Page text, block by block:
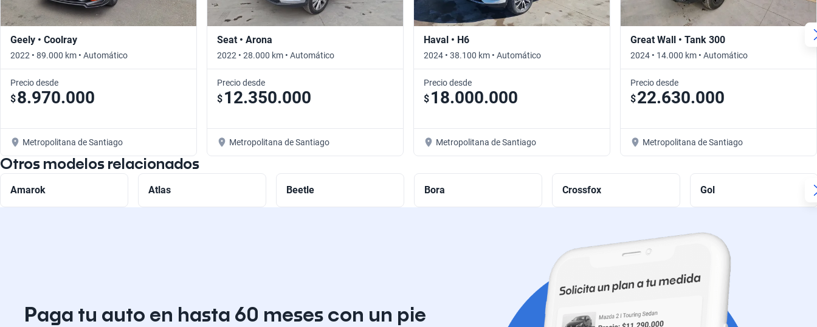
Geely • Coolray
2022 • 89.000 km • Automático
Precio desde
$8.970.000
Metropolitana de Santiago
Seat • Arona
2022 • 28.000 km • Automático
Precio desde
$ 12.350.000
Metropolitana de Santiago
Haval • H6
2024 • 38.100 km • Automático
Precio desde
$ 18.000.000
Metropolitana de Santiago
Great Wall • Tank 300
2024 • 14.000 km • Automático
Precio desde
$22.630.000
Metropolitana de Santiago
Otros modelos relacionados
Amarok Atlas Beetle Bora Crossfox Gol
Paga tu auto en hasta 60 meses con un pie